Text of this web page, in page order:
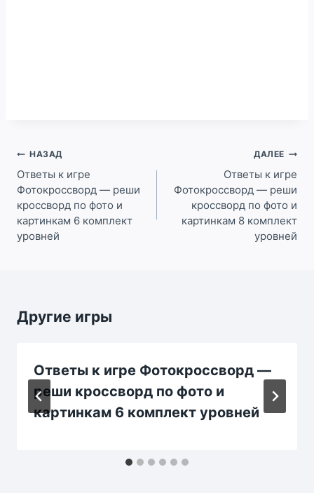
Навигация
по
записям
НАЗАД
Ответы к игре
Фотокроссворд — реши
кроссворд по фото и
картинкам 6 комплект
уровней
ДАЛЕЕ
Ответы к игре
Фотокроссворд — реши
кроссворд по фото и
картинкам 8 комплект
уровней
Другие игры
Ответы к игре Фотокроссворд —
реши кроссворд по фото и
картинкам 6 комплект уровней